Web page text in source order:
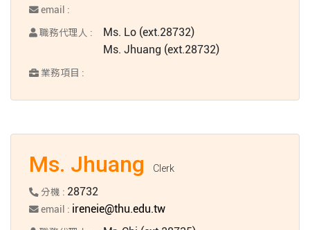
email :
職務代理人 :
Ms. Lo (ext.28732)
Ms. Jhuang (ext.28732)
業務項目 :
Ms. Jhuang Clerk
分機 : 28732
email : ireneie@thu.edu.tw